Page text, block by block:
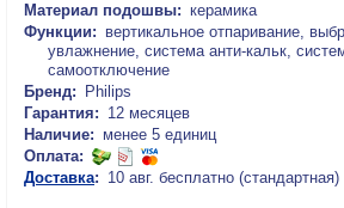
Материал подошвы: керамика
Функции: вертикальное отпаривание,
увлажнение, система анти-кальк,
самоотключение
Бренд:
Philips
Гарантия: 12 месяцев
Наличие: менее 5 единиц
Оплата:
Доставка: 10 авг. бесплатно (стандартная)